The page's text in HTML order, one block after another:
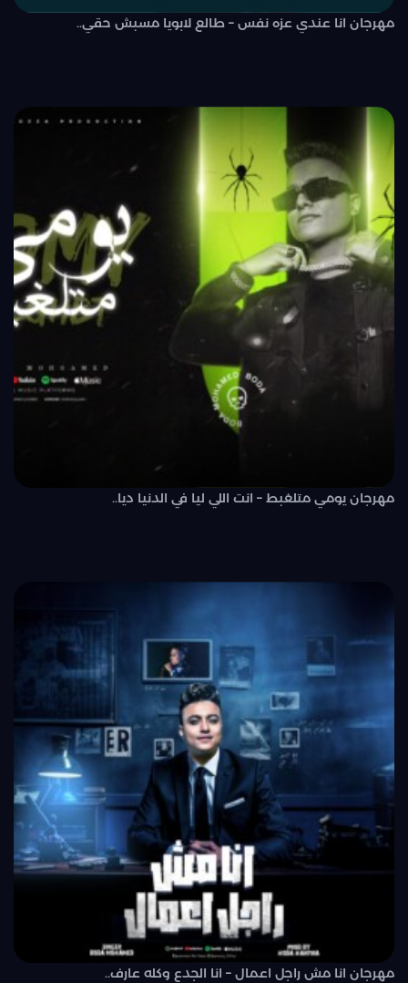
مهرجان انا عندي عزه نفس – طالع لابويا مسبش حقي..
مهرجان يومي متلغبط – انت اللي ليا في الدنيا ديا..
مهرجان انا مش راجل اعمال – انا الجدع وكله عارف..